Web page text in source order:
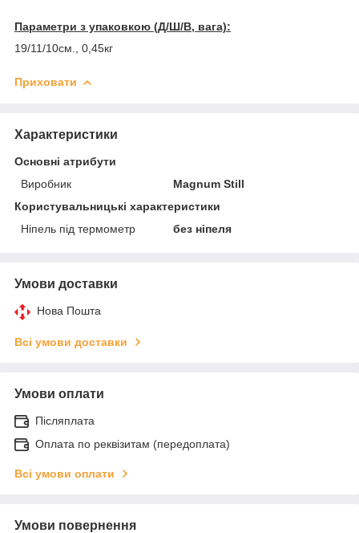
Параметри з упаковкою (Д/Ш/В, вага):
19/11/10см., 0,45кг
Приховати
Характеристики
Основні атрибути
Виробник
Magnum Still
Користувальницькі характеристики
Ніпель під термометр
без ніпеля
Умови доставки
Нова Пошта
Всі умови доставки
Умови оплати
Післяплата
Оплата по реквізитам (передоплата)
Всі умови оплати
Умови повернення